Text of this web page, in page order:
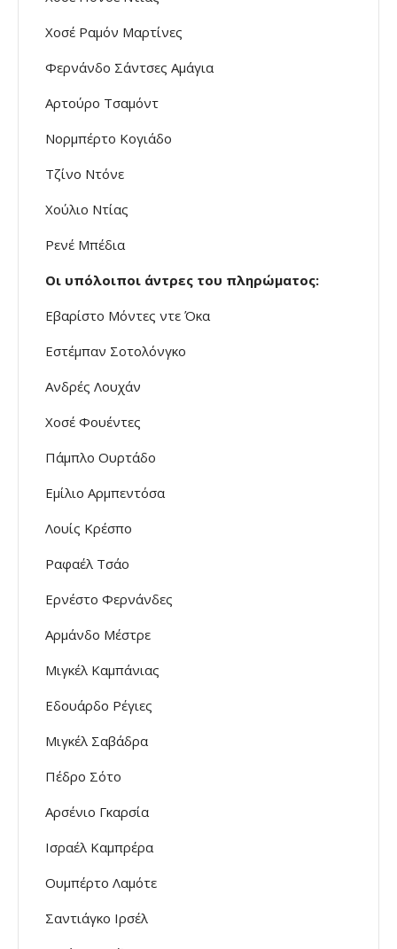
Χοσέ Ραμόν Μαρτίνες
Φερνάνδο Σάντσες Αμάγια
Αρτούρο Τσαμόντ
Νορμπέρτο Κογιάδο
Τζίνο Ντόνε
Χούλιο Ντίας
Ρενέ Μπέδια
Οι υπόλοιποι άντρες του πληρώματος:
Εβαρίστο Μόντες ντε Όκα
Εστέμπαν Σοτολόνγκο
Ανδρές Λουχάν
Χοσέ Φουέντες
Πάμπλο Ουρτάδο
Εμίλιο Αρμπεντόσα
Λουίς Κρέσπο
Ραφαέλ Τσάο
Ερνέστο Φερνάνδες
Αρμάνδο Μέστρε
Μιγκέλ Καμπάνιας
Εδουάρδο Ρέγιες
Μιγκέλ Σαβάδρα
Πέδρο Σότο
Αρσένιο Γκαρσία
Ισραέλ Καμπρέρα
Ουμπέρτο Λαμότε
Σαντιάγκο Ιρσέλ